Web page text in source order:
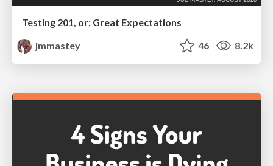
Testing 201, or: Great Expectations
jmmastey
46 8.2k